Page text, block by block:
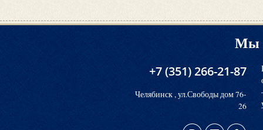
Мы
+7 (351) 266-21-87
Челябинск , ул.Свободы дом 76-
26